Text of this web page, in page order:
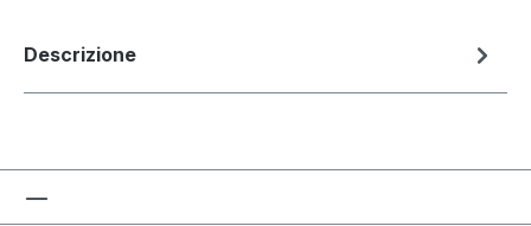
Descrizione